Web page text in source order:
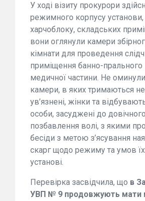
У ході візиту прокурори
режимного корпусу установи,
харчоблоку, складських
вони оглянули камери
кімнати для проведення
приміщення банно-прального
медичної частини. Не
камери, в яких тримаються
ув’язнені, жінки та
особи, засуджені до довічного
позбавлення волі, з якими
бесіди з метою з’ясування
скарг щодо режиму та умов
установі.
Перевірка засвідчила, що в
УВП № 9 продовжують мати